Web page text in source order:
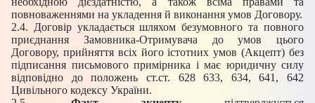
повноваженнями на укладення й виконання умов Договору.
2.4. Договір укладається шляхом безумовного та повного
приєднання Замовника-Отримувача до умов цього
Договору, прийняття всіх його істотних умов (Акцепт) без
підписання письмового примірника і має юридичну силу
відповідно до положень ст.ст. 628 633, 634, 641, 642
Цивільного кодексу України.